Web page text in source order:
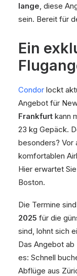
lange, diese
sein. Bereit für
Ein
Condor lockt
Angebot für
Frankfurt kann
23 kg Gepäck.
besonders? Vor
komfortablen
Hier erwartet
Boston.
Die Termine
2025 für die
sind, lohnt sich
Das Angebot
es: Schnell
Abflüge aus